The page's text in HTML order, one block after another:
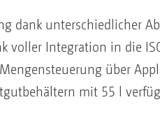
dank unterschiedlicher
voller Integration in die
über
mit 55 l